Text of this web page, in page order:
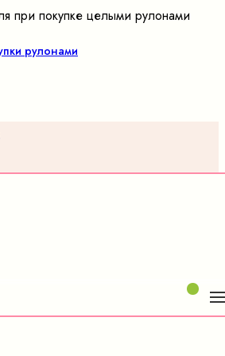
при покупке целыми рулонами
рулонами
сайте представлено